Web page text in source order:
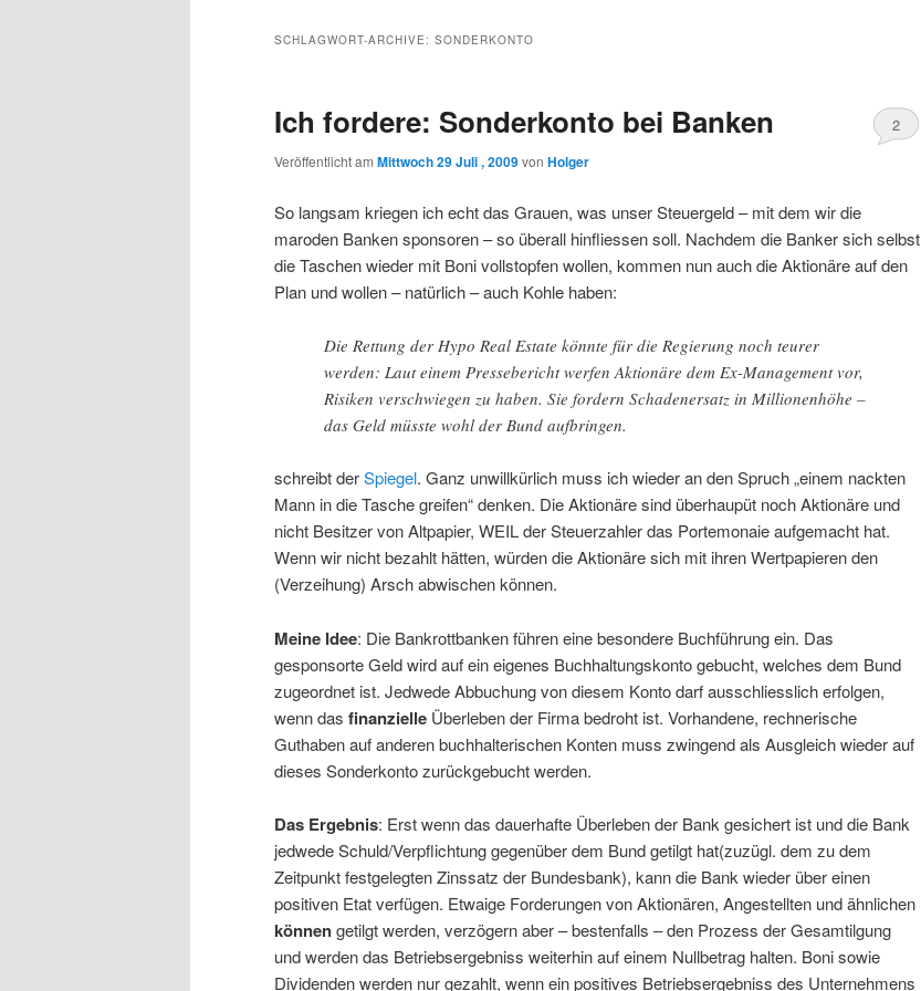
wechseln
SCHLAGWORT-ARCHIVE: SONDERKONTO
Ich fordere: Sonderkonto bei Banken
Veröffentlicht am Mittwoch 29 Juli , 2009von Holger
2
So langsam kriegen ich echt das Grauen, was unser Steuergeld – mit dem wir die
maroden Banken sponsoren – so überall hinfliessen soll. Nachdem die Banker sich selbst
die Taschen wieder mit Boni vollstopfen wollen, kommen nun auch die Aktionäre auf den
Plan und wollen – natürlich – auch Kohle haben:
Die Rettung der Hypo Real Estate könnte für die Regierung noch teurer
werden: Laut einem Pressebericht werfen Aktionäre dem Ex-Management vor,
Risiken verschwiegen zu haben. Sie fordern Schadenersatz in Millionenhöhe –
das Geld müsste wohl der Bund aufbringen.
schreibt derSpiegel. Ganz unwillkürlich muss ich wieder an den Spruch „einem nackten
Mann in die Tasche greifen“ denken. Die Aktionäre sind überhaupüt noch Aktionäre und
nicht Besitzer von Altpapier, WEIL der Steuerzahler das Portemonaie aufgemacht hat.
Wenn wir nicht bezahlt hätten, würden die Aktionäre sich mit ihren Wertpapieren den
(Verzeihung) Arsch abwischen können.
Meine Idee: Die Bankrottbanken führen eine besondere Buchführung ein. Das
gesponsorte Geld wird auf ein eigenes Buchhaltungskonto gebucht, welches dem Bund
zugeordnet ist. Jedwede Abbuchung von diesem Konto darf ausschliesslich erfolgen,
wenn das finanzielle Überleben der Firma bedroht ist. Vorhandene, rechnerische
Guthaben auf anderen buchhalterischen Konten muss zwingend als Ausgleich wieder auf
dieses Sonderkonto zurückgebucht werden.
Das Ergebnis: Erst wenn das dauerhafte Überleben der Bank gesichert ist und die Bank
jedwede Schuld/Verpflichtung gegenüber dem Bund getilgt hat(zuzügl. dem zu dem
Zeitpunkt festgelegten Zinssatz der Bundesbank), kann die Bank wieder über einen
positiven Etat verfügen. Etwaige Forderungen von Aktionären, Angestellten und ähnlichen
könnengetilgt werden, verzögern aber – bestenfalls – den Prozess der Gesamtilgung
und werden das Betriebsergebniss weiterhin auf einem Nullbetrag halten. Boni sowie
Dividenden werden nur gezahlt, wenn ein positives Betriebsergebniss des Unternehmens